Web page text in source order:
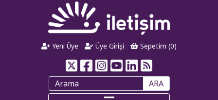
Yeni Üye Üye Girişi Sepetim (0)
ARA